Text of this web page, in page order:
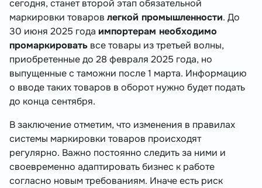
сегодня, станет второй этап обязательной
маркировки товаров легкой промышленности. До
30 июня 2025 года импортерам необходимо
промаркировать все товары из третьей волны,
приобретенные до 28 февраля 2025 года, но
выпущенные с таможни после 1 марта. Информацию
о вводе таких товаров в оборот нужно будет подать
до конца сентября.
В заключение отметим, что изменения в правилах
системы маркировки товаров происходят
регулярно. Важно постоянно следить за ними и
своевременно адаптировать бизнес к работе
согласно новым требованиям. Иначе есть риск